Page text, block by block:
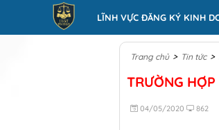
LĨNH VỰC ĐĂNG KÝ KINH
Trang chủ > Tin tức >
TRƯỜNG
04/05/2020 862